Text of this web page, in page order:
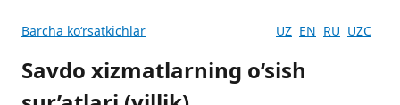
Barcha koʻrsatkichlar UZ EN RU UZC
Savdo xizmatlarning o‘sish